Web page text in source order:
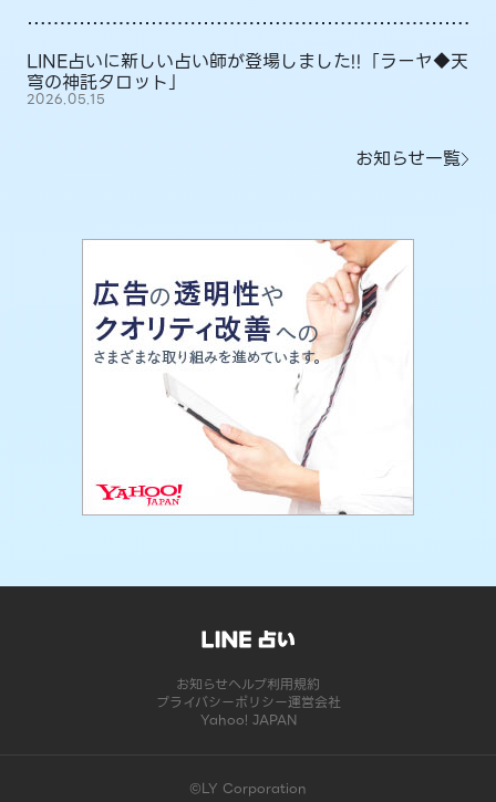
LINE占いに新しい占い師が登場しました!!「ラーヤ◆天
穹の神託タロット」
2026.05.15
お知らせ一覧
お知らせヘルプ利用規約
プライバシーポリシー運営会社
Yahoo! JAPAN
©LY Corporation